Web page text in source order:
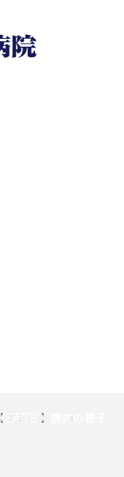
【3月7日】院内の様子